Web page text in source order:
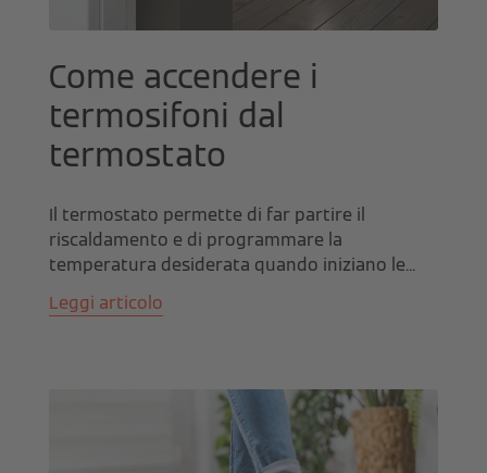
Come accendere i
termosifoni dal
termostato
Il termostato permette di far partire il
riscaldamento e di programmare la
temperatura desiderata quando iniziano le...
Leggi articolo